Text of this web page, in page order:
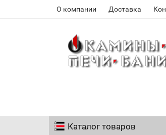
О компании Доставка
Каталог товаров